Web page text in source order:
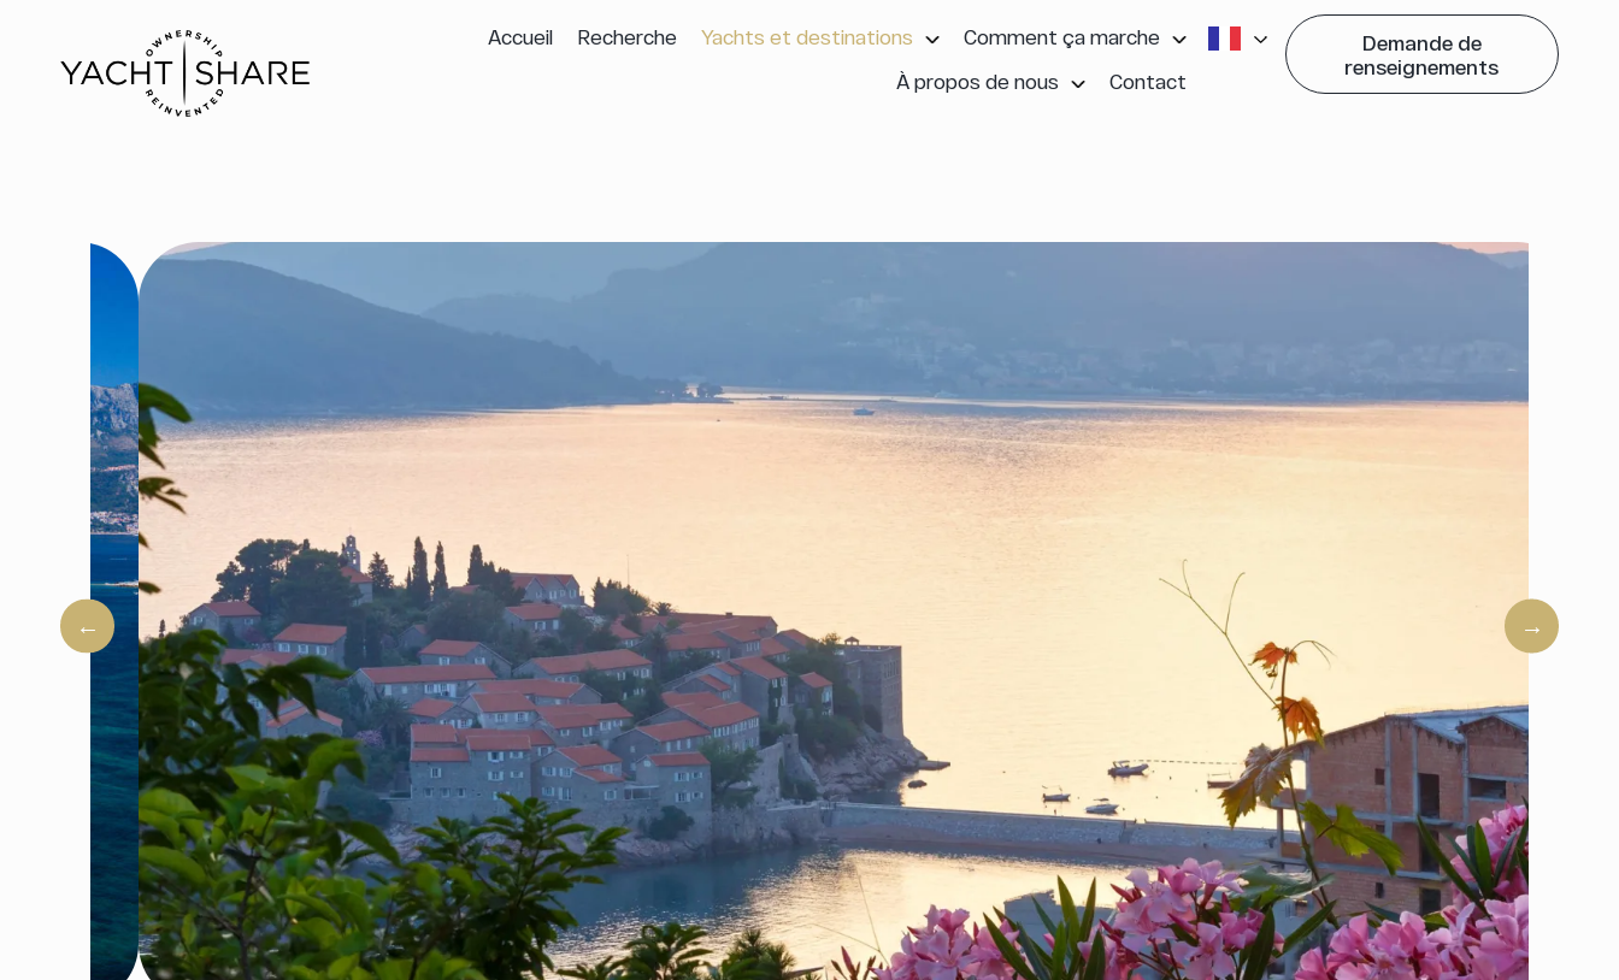
Accueil Recherche Yachts et destinations
Comment ça marche
À propos de nous
Contact
Demande de
renseignements